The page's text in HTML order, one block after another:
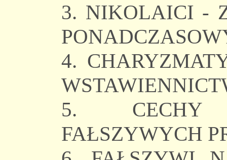
3. NIKOLAICI -
4.
5. CECHY
FAŁSZYWYCH